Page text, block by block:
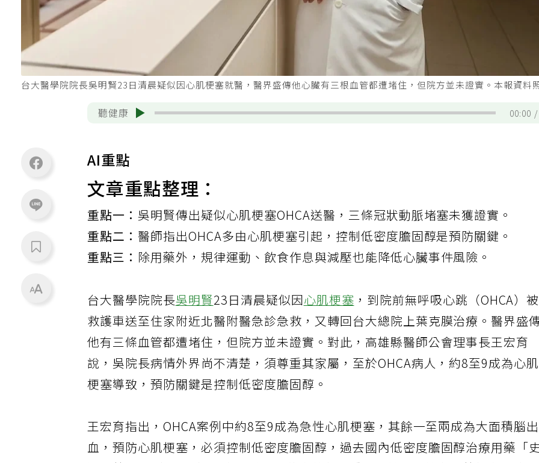
台大醫學院院長吳明賢23日清晨疑似因心肌梗塞就醫，醫界盛傳他心臟有三根血管都遭堵住，但院方並未證實。本報資料
聽健康 00:00
AI重點
文章重點整理：
重點一： 吳明賢傳出疑似心肌梗塞OHCA送醫，三條冠狀動脈堵塞未獲證實。
重點二： 醫師指出OHCA多由心肌梗塞引起，控制低密度膽固醇是預防關鍵。
重點三： 除用藥外，規律運動、飲食作息與減壓也能降低心臟事件風險。
台大醫學院院長吳明賢23日清晨疑似因心肌梗塞 ，到院前無呼吸心跳（OHCA）
救護車送至住家附近北醫附醫急診急救，又轉回台大總院上葉克膜治療。醫界盛
他有三條血管都遭堵住，但院方並未證實。對此，高雄縣醫師公會理事長王宏育
說，吳院長病情外界尚不清楚，須尊重其家屬，至於OHCA病人，約8至9成為心
梗塞導致，預防關鍵是控制低密度膽固醇。
王宏育指出，OHCA案例中約8至9成為急性心肌梗塞，其餘一至兩成為大面積腦
血，預防心肌梗塞，必須控制低密度膽固醇，過去國內低密度膽固醇治療用藥「